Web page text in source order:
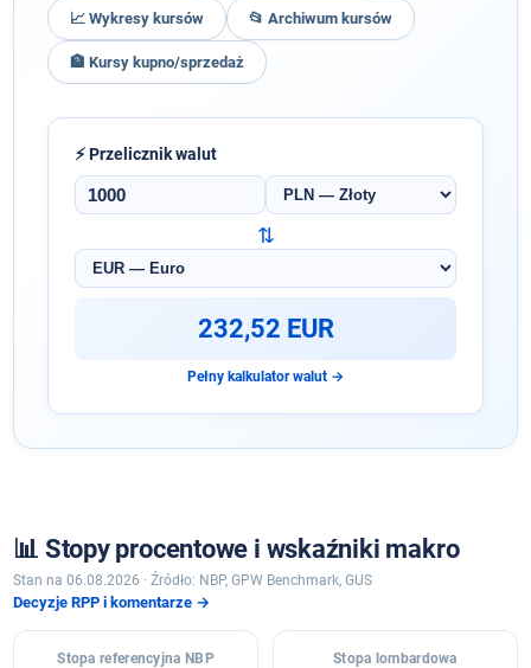
📈 Wykresy kursów 📂 Archiwum kursów
🏦 Kursy kupno/sprzedaż
⚡ Przelicznik walut
Kwota
Waluta
źródłowa
⇅
Waluta
docelowa
232,52 EUR
Pełny kalkulator walut →
📊 Stopy procentowe i wskaźniki makro
Stan na 06.08.2026 · Źródło: NBP, GPW Benchmark, GUS
Decyzje RPP i komentarze →
Stopa referencyjna NBP Stopa lombardowa